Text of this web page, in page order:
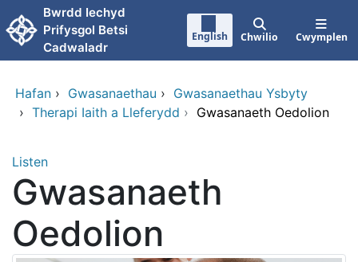
Neidio i'r prif gynnwy
Bwrdd Iechyd
Prifysgol Betsi
Cadwaladr
English Chwilio Cwymplen
Hafan › Gwasanaethau › Gwasanaethau Ysbyty
› Therapi Iaith a Lleferydd › Gwasanaeth Oedolion
Listen
Gwasanaeth
Oedolion